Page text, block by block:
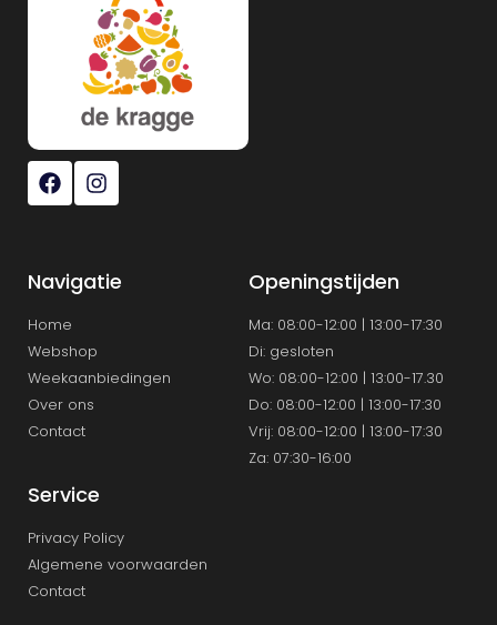
Navigatie
Home
Webshop
Weekaanbiedingen
Over ons
Contact
Openingstijden
Ma: 08:00-12:00 | 13:00-17:30
Di: gesloten
Wo: 08:00-12:00 | 13:00-17.30
Do: 08:00-12:00 | 13:00-17:30
Vrij: 08:00-12:00 | 13:00-17:30
Za: 07:30-16:00
Service
Privacy Policy
Algemene voorwaarden
Contact